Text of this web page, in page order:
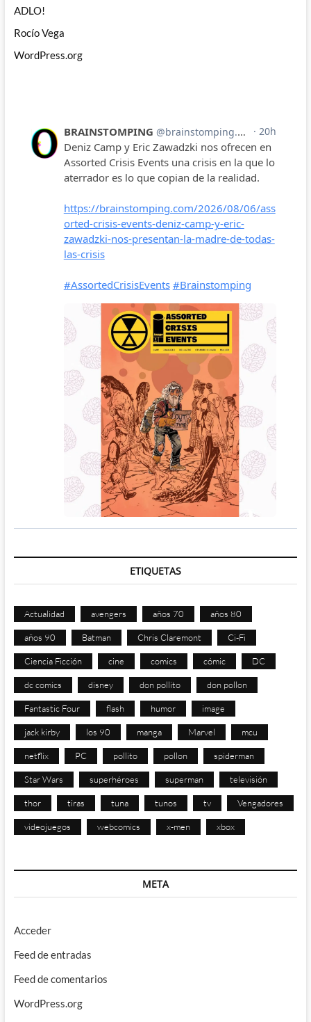
ADLO!
Rocío Vega
WordPress.org
ETIQUETAS
Actualidad avengers años 70 años 80
años 90 Batman Chris Claremont Ci-Fi
Ciencia Ficción cine comics cómic DC
dc comics disney don pollito don pollon
Fantastic Four flash humor image
jack kirby los 90 manga Marvel mcu
netflix PC pollito pollon spiderman
Star Wars superhéroes superman televisión
thor tiras tuna tunos tv Vengadores
videojuegos webcomics x-men xbox
META
Acceder
Feed de entradas
Feed de comentarios
WordPress.org